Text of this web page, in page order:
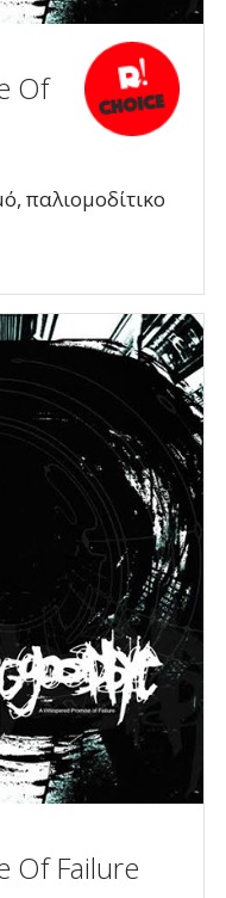
Of
παλιομοδίτικο
Of Failure